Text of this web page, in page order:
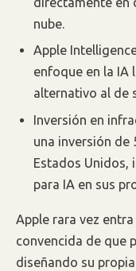
nube.
Apple
enfoque en la IA
alternativo al de
Inversión en
una inversión de
Estados Unidos,
para IA en sus
Apple rara vez
convencida de que
diseñando su